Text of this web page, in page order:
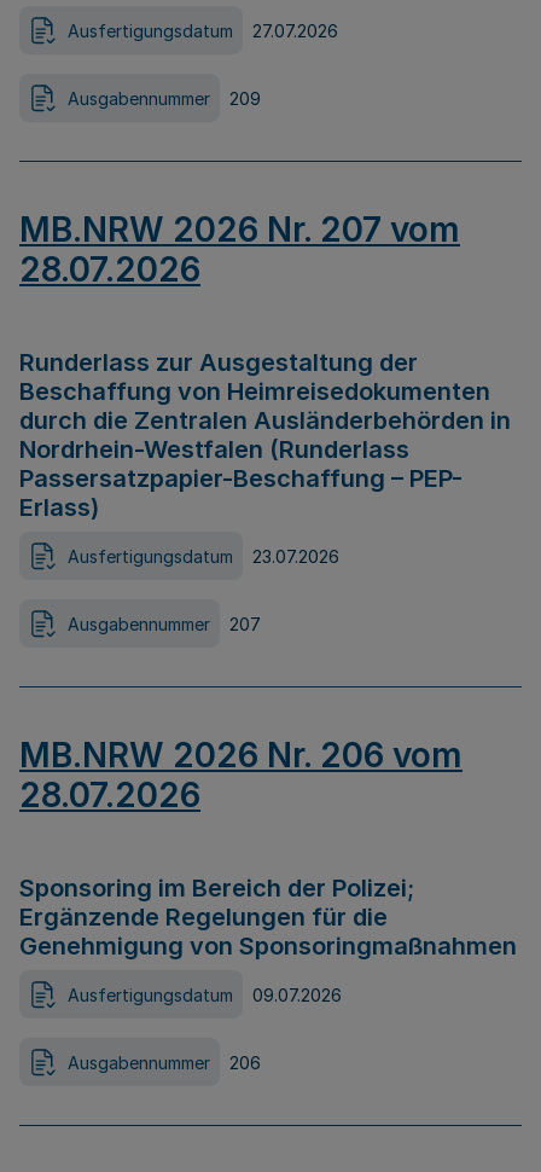
Ausfertigungsdatum 27.07.2026
Ausgabennummer 209
MB.NRW 2026 Nr. 207 vom
28.07.2026
Runderlass zur Ausgestaltung der
Beschaffung von Heimreisedokumenten
durch die Zentralen Ausländerbehörden in
Nordrhein-Westfalen (Runderlass
Passersatzpapier-Beschaffung – PEP-
Erlass)
Ausfertigungsdatum 23.07.2026
Ausgabennummer 207
MB.NRW 2026 Nr. 206 vom
28.07.2026
Sponsoring im Bereich der Polizei;
Ergänzende Regelungen für die
Genehmigung von Sponsoringmaßnahmen
Ausfertigungsdatum 09.07.2026
Ausgabennummer 206